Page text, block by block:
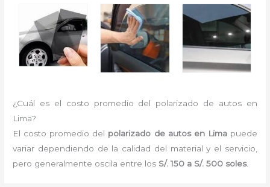
¿Cuál es el costo promedio del polarizado de autos en
Lima?
El costo promedio del polarizado de autos en Limapuede
variar dependiendo de la calidad del material y el servicio,
pero generalmente oscila entre los S/. 150 a S/. 500 soles.